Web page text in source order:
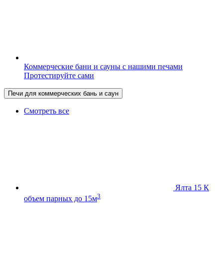
Коммерческие бани и сауны с нашими печами
Протестируйте сами
Печи для коммерческих бань и саун
Смотреть все
Ялта 15 К
объем парных до 15м3